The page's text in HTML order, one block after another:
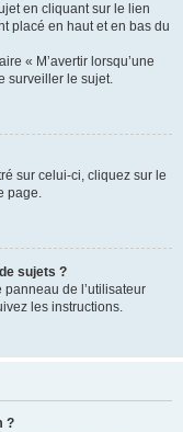
en cliquant sur le lien
placé en haut et en bas du
« M’avertir lorsqu’une
surveiller le sujet.
sur celui-ci, cliquez sur le
page.
sujets ?
de l’utilisateur
les instructions.
?